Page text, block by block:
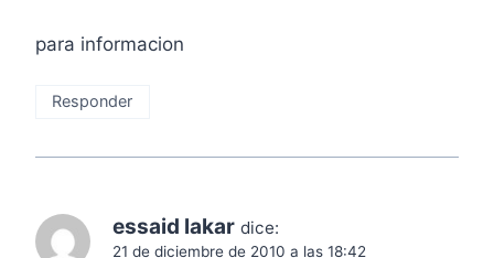
para informacion
Responder
essaid lakar dice:
21 de diciembre de 2010 a las 18:42